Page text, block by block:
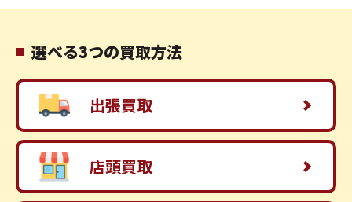
選べる3つの買取方法
出張買取
店頭買取